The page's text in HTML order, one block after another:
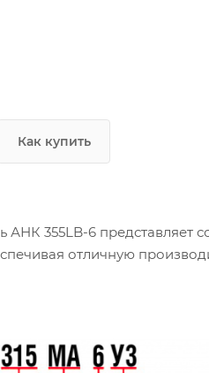
Как купить
АНК 355LB-6
отличную